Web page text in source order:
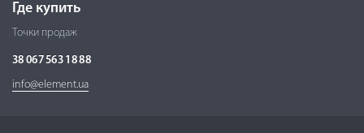
Где купить
Точки продаж
38 067 563 18 88
info@element.ua